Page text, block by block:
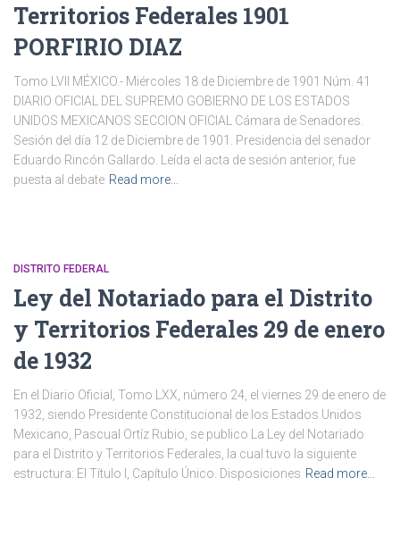
Territorios Federales 1901
PORFIRIO DIAZ
Tomo LVII MÉXICO.- Miércoles 18 de Diciembre de 1901 Núm. 41
DIARIO OFICIAL DEL SUPREMO GOBIERNO DE LOS ESTADOS
UNIDOS MEXICANOS SECCION OFICIAL Cámara de Senadores.
Sesión del día 12 de Diciembre de 1901. Presidencia del senador
Eduardo Rincón Gallardo. Leída el acta de sesión anterior, fue
puesta al debate Read more…
DISTRITO FEDERAL
Ley del Notariado para el Distrito
y Territorios Federales 29 de enero
de 1932
En el Diario Oficial, Tomo LXX, número 24, el viernes 29 de enero de
1932, siendo Presidente Constitucional de los Estados Unidos
Mexicano, Pascual Ortíz Rubio, se publico La Ley del Notariado
para el Distrito y Territorios Federales, la cual tuvo la siguiente
estructura: El Título I, Capítulo Único. Disposiciones Read more…